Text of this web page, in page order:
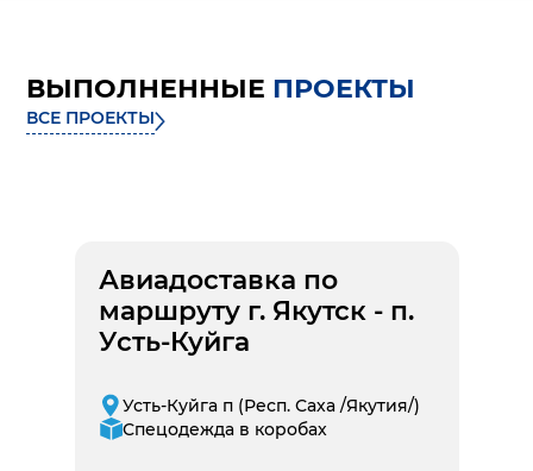
ВЫПОЛНЕННЫЕ ПРОЕКТЫ
ВСЕ ПРОЕКТЫ
Авиадоставка по
маршруту г. Якутск - п.
Усть-Куйга
Усть-Куйга п (Респ. Саха /Якутия/)
Спецодежда в коробах